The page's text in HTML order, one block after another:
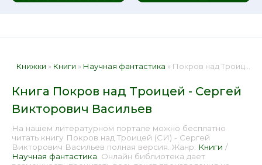
Книжки » Книги » Научная фантастика » Покров над Троицей - Сергей Викторович Васильев 📕 - Книга онлайн бесплатно
Книга Покров над Троицей - Сергей
Викторович Васильев
На нашем литературном портале можно бесплатно
читать книгу Покров над Троицей (СИ) - Сергей
Викторович Васильев полная версия. Жанр: Книги /
Научная фантастика . Онлайн библиотека дает